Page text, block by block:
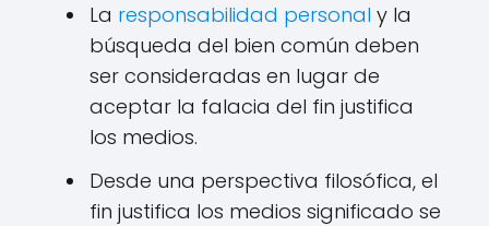
La responsabilidad personal y la
búsqueda del bien común deben
ser consideradas en lugar de
aceptar la falacia del fin justifica
los medios.
Desde una perspectiva filosófica, el
fin justifica los medios significado se